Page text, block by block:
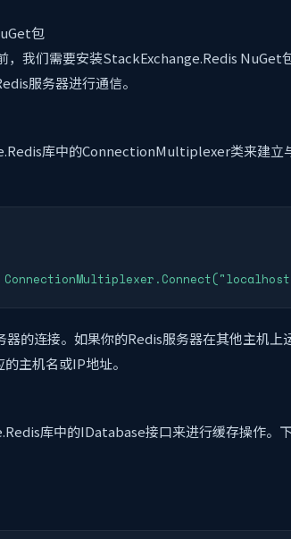
包
，我们需要安装StackExchange.Redis NuGet
服务器进行通信。
库中的ConnectionMultiplexer类来建立
的连接。如果你的Redis服务器在其他主机上
主机名或IP地址。
库中的IDatabase接口来进行缓存操作。